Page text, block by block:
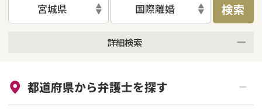
宮城県 国際離婚 検索
詳細検索
初回相談無料
土日祝の相談可能
都道府県から弁護士を探す